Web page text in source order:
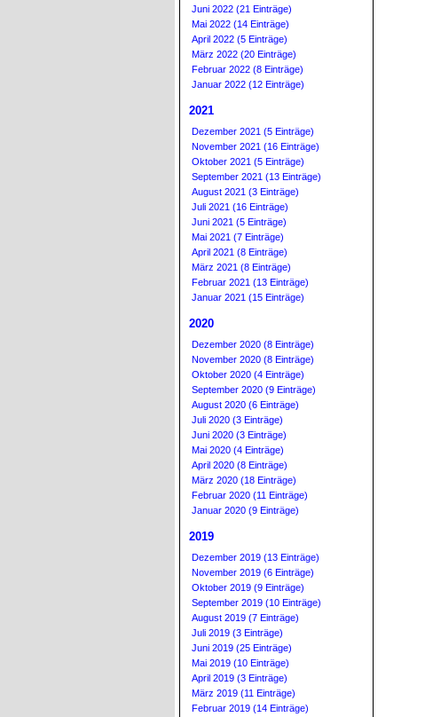
Juni 2022 (21 Einträge)
Mai 2022 (14 Einträge)
April 2022 (5 Einträge)
März 2022 (20 Einträge)
Februar 2022 (8 Einträge)
Januar 2022 (12 Einträge)
2021
Dezember 2021 (5 Einträge)
November 2021 (16 Einträge)
Oktober 2021 (5 Einträge)
September 2021 (13 Einträge)
August 2021 (3 Einträge)
Juli 2021 (16 Einträge)
Juni 2021 (5 Einträge)
Mai 2021 (7 Einträge)
April 2021 (8 Einträge)
März 2021 (8 Einträge)
Februar 2021 (13 Einträge)
Januar 2021 (15 Einträge)
2020
Dezember 2020 (8 Einträge)
November 2020 (8 Einträge)
Oktober 2020 (4 Einträge)
September 2020 (9 Einträge)
August 2020 (6 Einträge)
Juli 2020 (3 Einträge)
Juni 2020 (3 Einträge)
Mai 2020 (4 Einträge)
April 2020 (8 Einträge)
März 2020 (18 Einträge)
Februar 2020 (11 Einträge)
Januar 2020 (9 Einträge)
2019
Dezember 2019 (13 Einträge)
November 2019 (6 Einträge)
Oktober 2019 (9 Einträge)
September 2019 (10 Einträge)
August 2019 (7 Einträge)
Juli 2019 (3 Einträge)
Juni 2019 (25 Einträge)
Mai 2019 (10 Einträge)
April 2019 (3 Einträge)
März 2019 (11 Einträge)
Februar 2019 (14 Einträge)